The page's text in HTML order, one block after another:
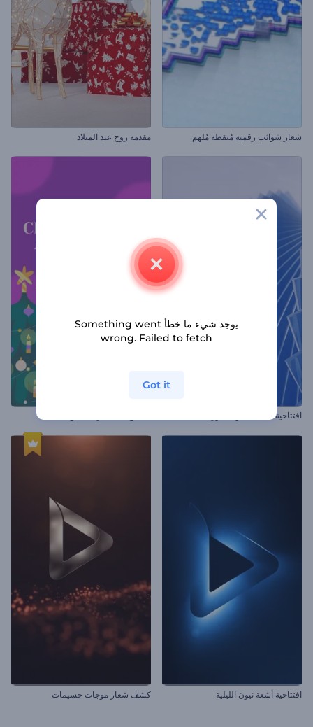
شعار شوائب رقمية مُنقطة مُلهم مقدمة روح عيد الميلاد
افتتاحية أشكال بحواف دورانية
افتتاحية أشعة نيون الليلية كشف شعار موجات جسيمات
يوجد شيء ما خطأ Something went
wrong. Failed to fetch
Got it